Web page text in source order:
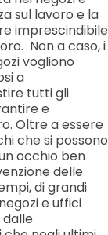
sul lavoro e la
imprescindibile
Non a caso, i
vogliono
a
tutti gli
e
Oltre a essere
che si possono
occhio ben
delle
di grandi
e uffici